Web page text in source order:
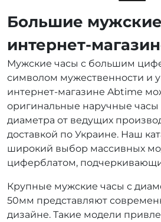
Большие
интернет-
Мужские часы с большим
символом мужественности и
интернет-магазине Abtime
оригинальные наручные часы
диаметра от ведущих
доставкой по Украине. Наш
широкий выбор массивных
циферблатом,
Крупные мужские часы с
50мм представляют
дизайне. Такие модели